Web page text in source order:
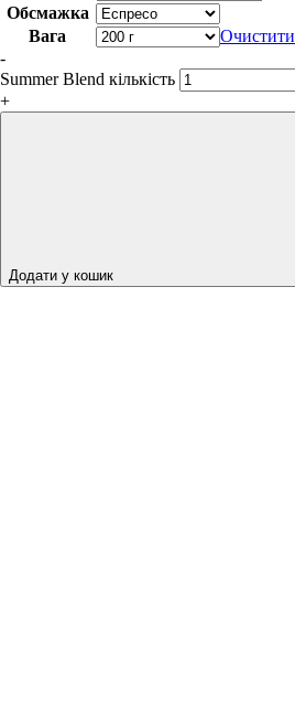
Обсмажка
Вага
Очистити
-
Summer Blend кількість
+
Додати у кошик